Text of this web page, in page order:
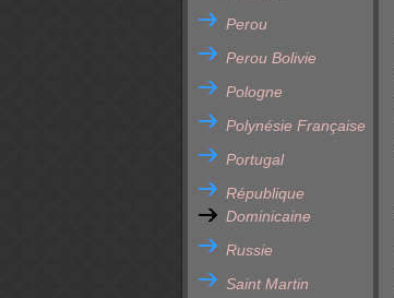
Perou
Perou Bolivie
Pologne
Polynésie Française
Portugal
République
Dominicaine
Russie
Saint Martin